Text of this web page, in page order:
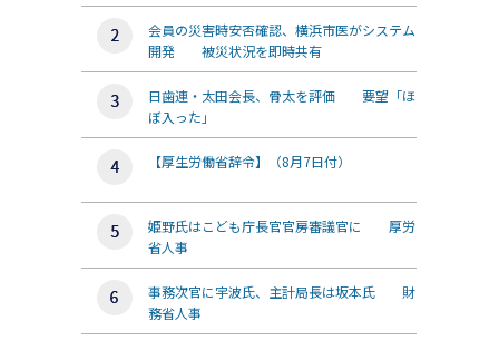
会員の災害時安否確認、横浜市医がシステム
開発 被災状況を即時共有
日歯連・太田会長、骨太を評価 要望「ほ
ぼ入った」
【厚生労働省辞令】（8月7日付）
姫野氏はこども庁長官官房審議官に 厚労
省人事
事務次官に宇波氏、主計局長は坂本氏 財
務省人事